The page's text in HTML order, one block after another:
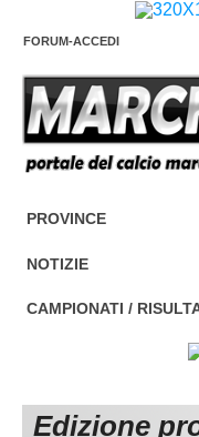
FORUM-ACCEDI
Contattaci
PROVINCE
EDIZIONE:
ANCONA
NOTIZIE
NOTIZIE:
CAMPIONATI /
NAZIONALI
Edizione